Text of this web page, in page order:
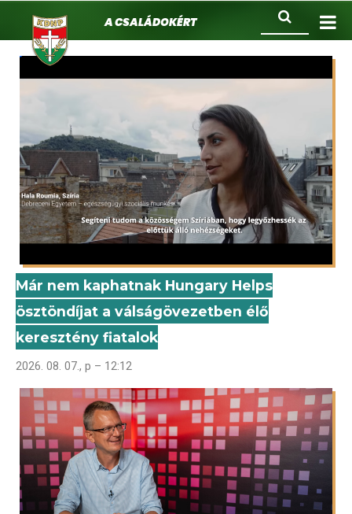
tartalomra
KDNPA családokért.
Már nem kaphatnak Hungary Helps
ösztöndíjat a válságövezetben élő
keresztény fiatalok
2026. 08. 07., p – 12:12